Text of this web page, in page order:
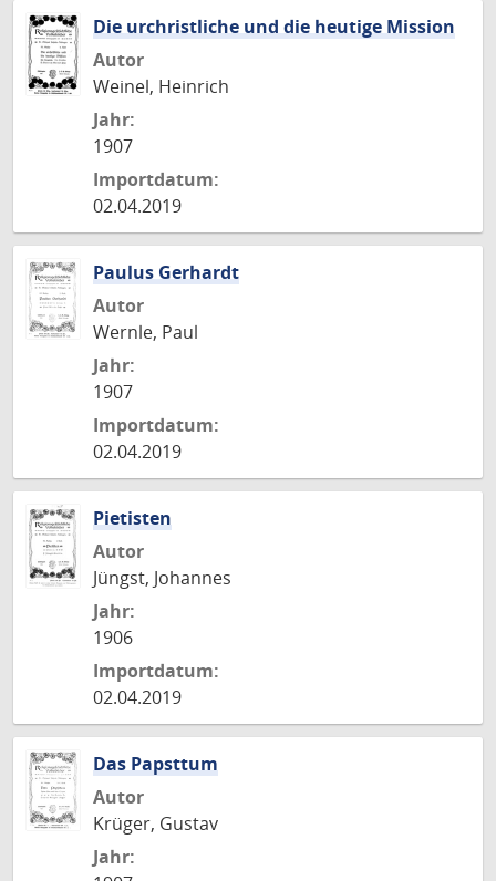
Die urchristliche und die heutige Mission
Autor
Weinel, Heinrich
Jahr:
1907
Importdatum:
02.04.2019
Paulus Gerhardt
Autor
Wernle, Paul
Jahr:
1907
Importdatum:
02.04.2019
Pietisten
Autor
Jüngst, Johannes
Jahr:
1906
Importdatum:
02.04.2019
Das Papsttum
Autor
Krüger, Gustav
Jahr: